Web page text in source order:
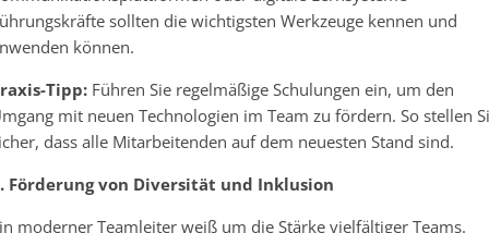
sollten die wichtigsten Werkzeuge kennen und
können.
Tipp: Führen Sie regelmäßige Schulungen ein, um den
mit neuen Technologien im Team zu fördern. So stellen
dass alle Mitarbeitenden auf dem neuesten Stand sind.
Förderung von Diversität und Inklusion
moderner Teamleiter weiß um die Stärke vielfältiger Teams.